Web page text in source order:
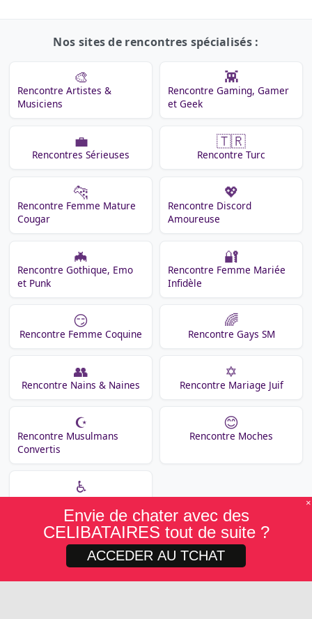
Nos sites de rencontres spécialisés :
🎨
Rencontre Artistes &
Musiciens
👾
Rencontre Gaming, Gamer
et Geek
💼
Rencontres Sérieuses
🇹🇷
Rencontre Turc
🐆
Rencontre Femme Mature
Cougar
💖
Rencontre Discord
Amoureuse
🦇
Rencontre Gothique, Emo
et Punk
🔐
Rencontre Femme Mariée
Infidèle
😏
Rencontre Femme Coquine
🌈
Rencontre Gays SM
👥
Rencontre Nains & Naines
✡️
Rencontre Mariage Juif
☪️
Rencontre Musulmans
Convertis
😊
Rencontre Moches
♿
Rencontre Femmes
HandicapéesEnvie de chater avec des
CELIBATAIRES tout de suite ?
ACCEDER AU TCHAT
×